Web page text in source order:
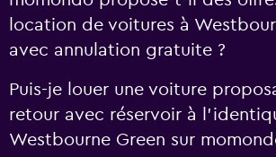
location de voitures à
avec annulation gratuite ?
Puis-je louer une voiture
retour avec réservoir à
Westbourne Green sur